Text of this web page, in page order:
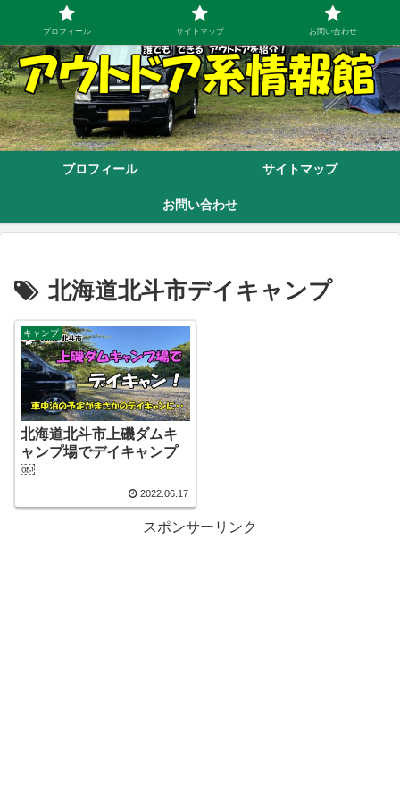
プロフィール サイトマップ
お問い合わせ
北海道北斗市デイキャンプ
キャンプ
北海道北斗市上磯ダムキ
ャンプ場でデイキャンプ
￼
2022.06.17
スポンサーリンク
プロフィール サイトマップ お問い合わせ